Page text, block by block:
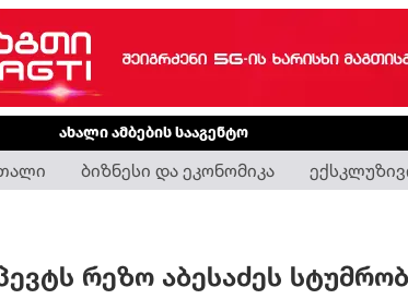
ახალი ამბების სააგენტო
ბიზნესი და ეკონომიკა
რეზო აბესაძეს